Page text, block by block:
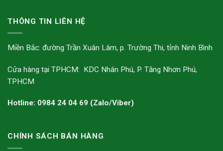
THÔNG TIN LIÊN HỆ
Miền Bắc: đường Trần Xuân Lâm, p. Trường Thi, tỉnh Ninh Bình
Cửa hàng tại TPHCM: KDC Nhân Phú, P. Tăng Nhơn Phú,
TPHCM
Hotline: 0984 24 04 69 (Zalo/Viber)
CHÍNH SÁCH BÁN HÀNG